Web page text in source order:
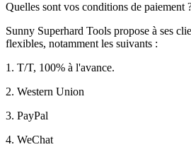
Quelles sont vos conditions de paiement
Sunny Superhard Tools propose à ses
flexibles, notamment les suivants :
1. T/T, 100% à l'avance.
2. Western Union
3. PayPal
4. WeChat